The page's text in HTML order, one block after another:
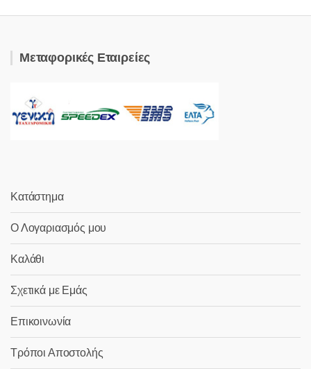
Οι
να
Μεταφορικές Εταιρείες
Κατάστημα
Ο Λογαριασμός μου
Καλάθι
Σχετικά με Εμάς
Επικοινωνία
Τρόποι Αποστολής